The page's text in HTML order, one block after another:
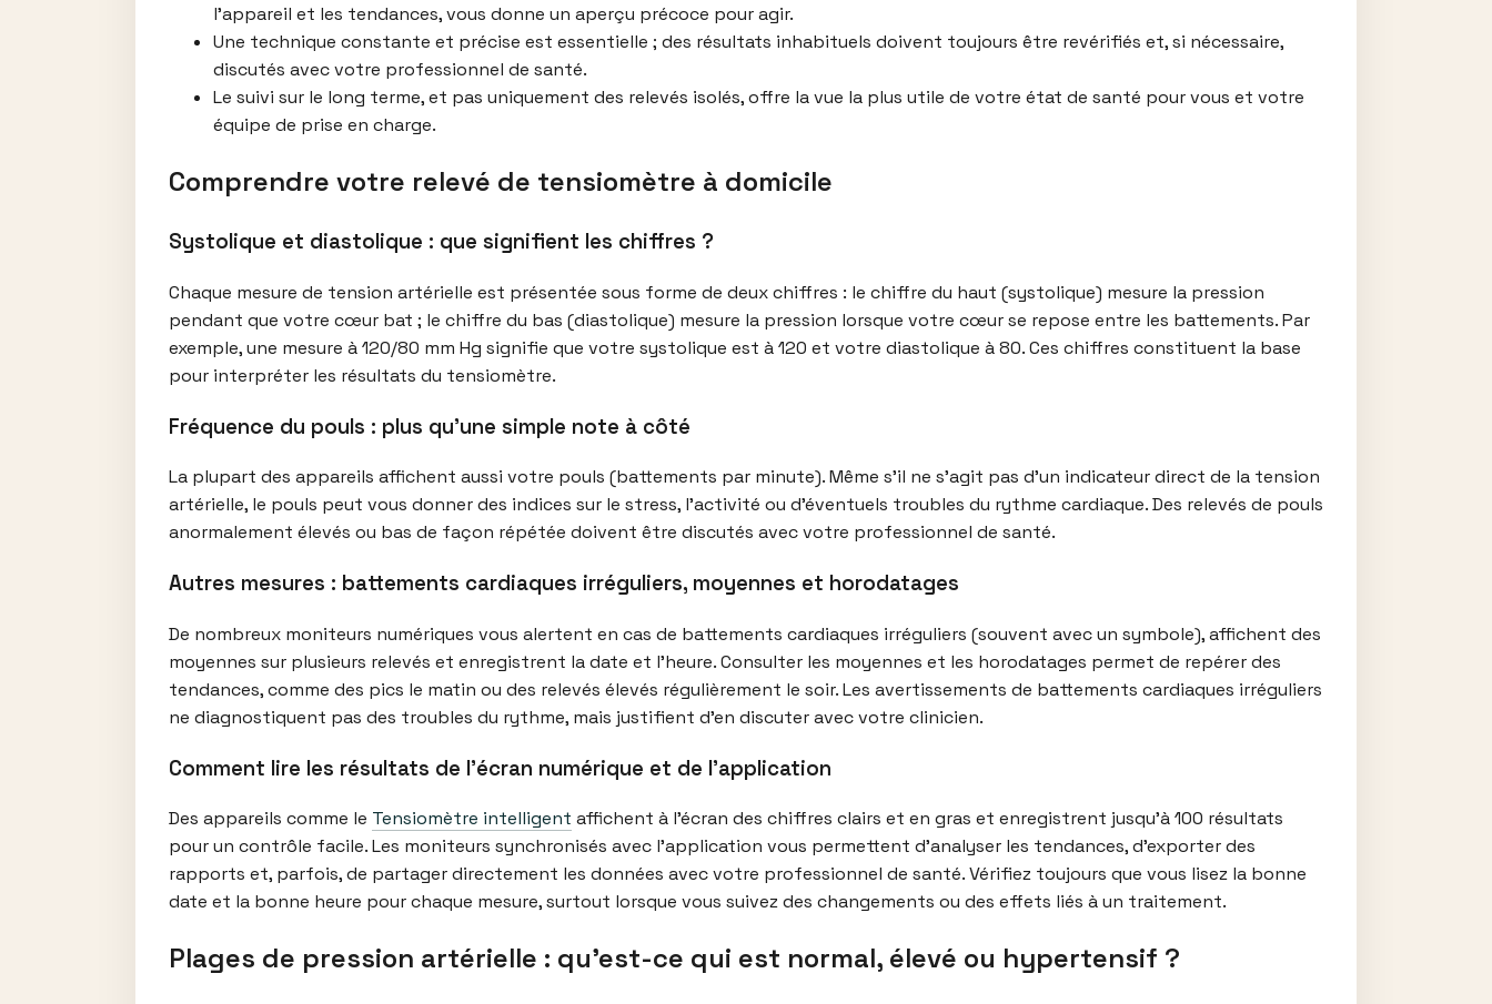
l’appareil et les tendances, vous donne un aperçu précoce pour agir.
Une technique constante et précise est essentielle ; des résultats inhabituels doivent toujours être revérifiés et, si nécessaire,
discutés avec votre professionnel de santé.
Le suivi sur le long terme, et pas uniquement des relevés isolés, offre la vue la plus utile de votre état de santé pour vous et votre
équipe de prise en charge.
Comprendre votre relevé de tensiomètre à domicile
Systolique et diastolique : que signifient les chiffres ?
Chaque mesure de tension artérielle est présentée sous forme de deux chiffres : le chiffre du haut (systolique) mesure la pression
pendant que votre cœur bat ; le chiffre du bas (diastolique) mesure la pression lorsque votre cœur se repose entre les battements. Par
exemple, une mesure à 120/80 mm Hg signifie que votre systolique est à 120 et votre diastolique à 80. Ces chiffres constituent la base
pour interpréter les résultats du tensiomètre.
Fréquence du pouls : plus qu’une simple note à côté
La plupart des appareils affichent aussi votre pouls (battements par minute). Même s’il ne s’agit pas d’un indicateur direct de la tension
artérielle, le pouls peut vous donner des indices sur le stress, l’activité ou d’éventuels troubles du rythme cardiaque. Des relevés de pouls
anormalement élevés ou bas de façon répétée doivent être discutés avec votre professionnel de santé.
Autres mesures : battements cardiaques irréguliers, moyennes et horodatages
De nombreux moniteurs numériques vous alertent en cas de battements cardiaques irréguliers (souvent avec un symbole), affichent des
moyennes sur plusieurs relevés et enregistrent la date et l’heure. Consulter les moyennes et les horodatages permet de repérer des
tendances, comme des pics le matin ou des relevés élevés régulièrement le soir. Les avertissements de battements cardiaques irréguliers
ne diagnostiquent pas des troubles du rythme, mais justifient d’en discuter avec votre clinicien.
Comment lire les résultats de l’écran numérique et de l’application
Des appareils comme le Tensiomètre intelligent affichent à l’écran des chiffres clairs et en gras et enregistrent jusqu’à 100 résultats
pour un contrôle facile. Les moniteurs synchronisés avec l’application vous permettent d’analyser les tendances, d’exporter des
rapports et, parfois, de partager directement les données avec votre professionnel de santé. Vérifiez toujours que vous lisez la bonne
date et la bonne heure pour chaque mesure, surtout lorsque vous suivez des changements ou des effets liés à un traitement.
Plages de pression artérielle : qu’est-ce qui est normal, élevé ou hypertensif ?